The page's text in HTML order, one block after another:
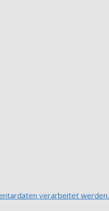
verarbeitet werden.